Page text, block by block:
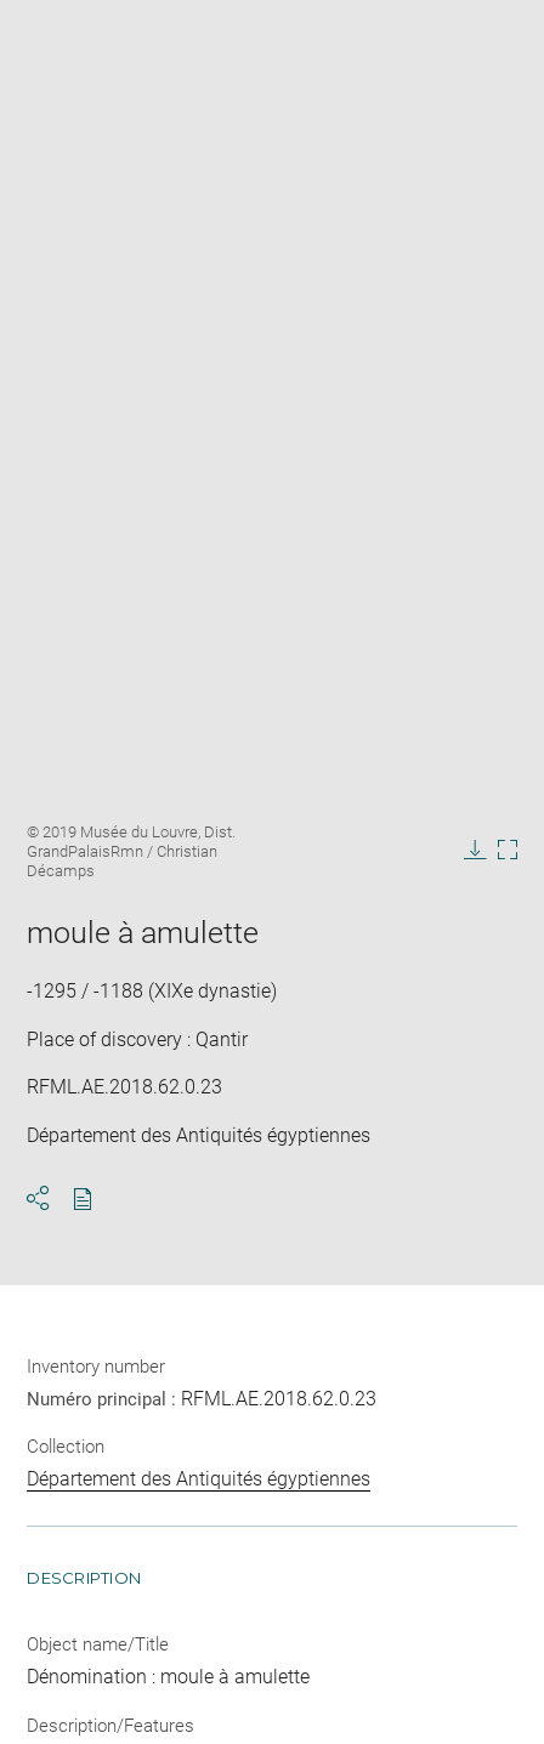
Image
caption:
© 2019 Musée du Louvre, Dist.
GrandPalaisRmn / Christian
Décamps
moule à amulette
-1295 / -1188 (XIXe dynastie)
Place of discovery : Qantir
RFML.AE.2018.62.0.23
Département des Antiquités égyptiennes
Inventory number
Numéro principal : RFML.AE.2018.62.0.23
Collection
Département des Antiquités égyptiennes
DESCRIPTION
Object name/Title
Dénomination : moule à amulette
Description/Features